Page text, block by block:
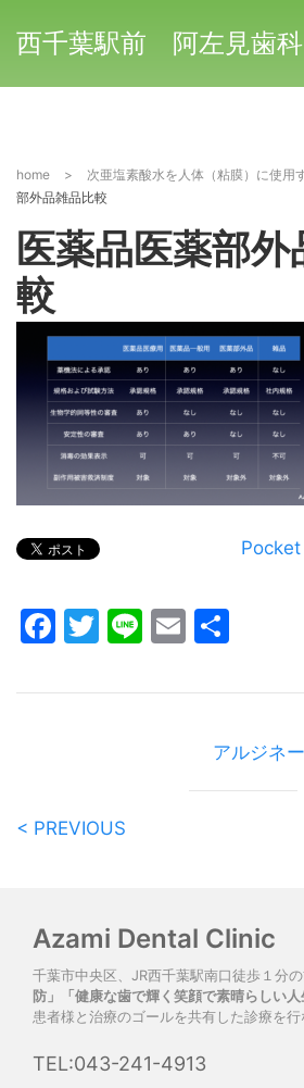
西千葉駅前 阿左見歯科
home > 次亜塩素酸水を人体（粘膜）に使用
部外品雑品比較
医薬品医薬部
較
Pocket
Facebook
Twitter
LineEmail
アルジネ
< PREVIOUS
Azami Dental Clinic
千葉市中央区、JR西千葉駅南口徒歩１分の
防」「健康な歯で輝く笑顔で素晴らしい人
患者様と治療のゴールを共有した診療を行
TEL:043-241-4913